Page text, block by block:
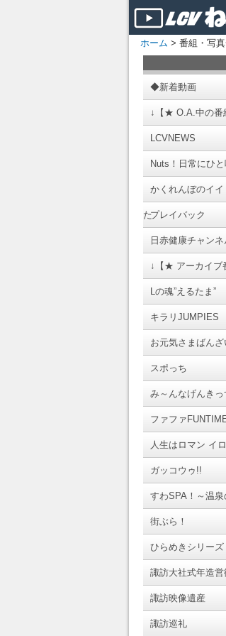
ホーム > 番組・写
◆新着動画
↓【★ O.A.中の
LCVNEWS
Nuts！日常にひ
かくれんぼのイ
たプレイバック
日赤健康チャンネ
↓【★ アーカイブ
Lの魂”えるたま”
キラリJUMPIES
お元気さまばんざ
スポっち
み～んなげんきっ
ファファ
人生はロマン イ
ガッコウゥ!!
すわSPA！～温泉
街ぶら！
ひらめきシリーズ
諏訪大社式年造営
諏訪映像遺産
諏訪巡礼